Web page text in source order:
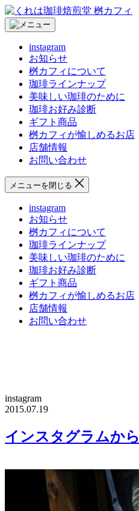
コ
ン
テ
フ
instagram
お知らせ
桝カフィについて
珈琲ラインナップ
美味しい珈琲のために
珈琲お好み診断
ギフト商品
桝カフィが愉しめるお店
店舗情報
お問い合わせ
メニューを閉じる
instagram
お知らせ
桝カフィについて
珈琲ラインナップ
美味しい珈琲のために
珈琲お好み診断
ギフト商品
桝カフィが愉しめるお店
店舗情報
お問い合わせ
instagram
2015.07.19
インスタグラムから